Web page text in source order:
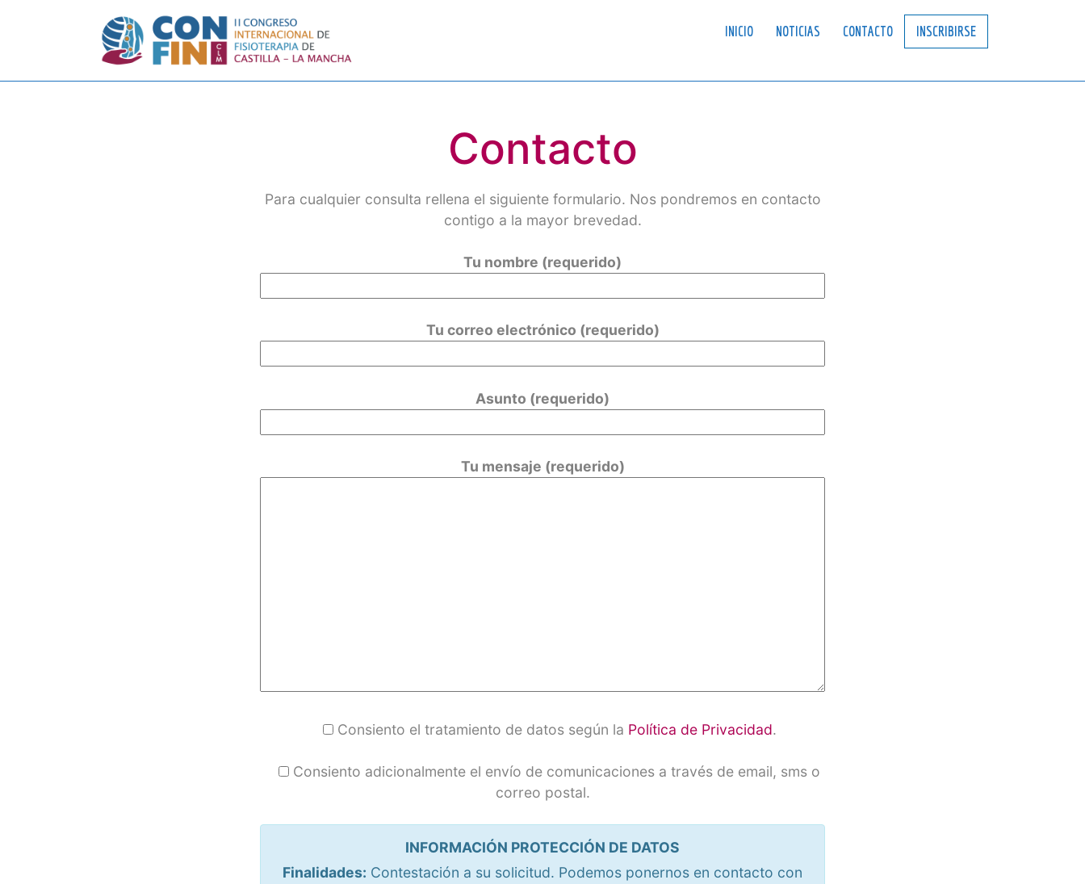
INICIO NOTICIAS CONTACTO INSCRIBIRSE
Contacto
Para cualquier consulta rellena el siguiente formulario. Nos pondremos en contacto
contigo a la mayor brevedad.
Tu nombre (requerido)
Tu correo electrónico (requerido)
Asunto (requerido)
Tu mensaje (requerido)
Consiento el tratamiento de datos según la Política de Privacidad.
Consiento adicionalmente el envío de comunicaciones a través de email, sms o
correo postal.
INFORMACIÓN PROTECCIÓN DE DATOS
Finalidades: Contestación a su solicitud. Podemos ponernos en contacto con